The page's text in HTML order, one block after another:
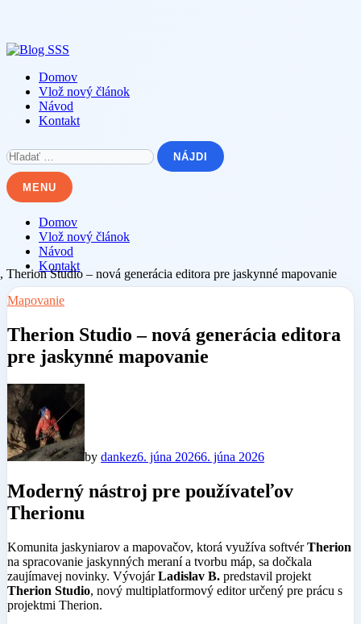
content
Domov
Vlož nový článok
Návod
Kontakt
Hľadať:
MENU
Domov
Vlož nový článok
Návod
Kontakt
Mapovanie
Therion Studio – nová generácia editora
pre jaskynné mapovanie
by dankez6. júna 20266. júna 2026
Moderný nástroj pre používateľov
Therionu
Komunita jaskyniarov a mapovačov, ktorá využíva softvérTherion
na spracovanie jaskynných meraní a tvorbu máp, sa dočkala
zaujímavej novinky. VývojárLadislav B. predstavil projekt
Therion Studio, nový multiplatformový editor určený pre prácu s
projektmi Therion.